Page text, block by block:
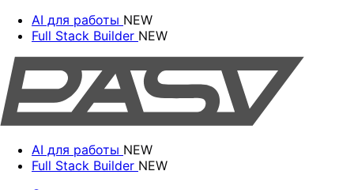
AI для работы NEW
Full Stack Builder NEW
AI для работы NEW
Full Stack Builder NEW